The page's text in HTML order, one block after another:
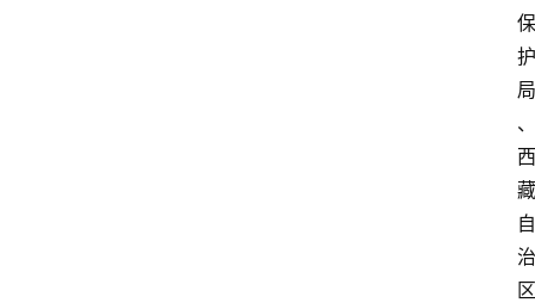
保
护
局
、
西
藏
自
治
区